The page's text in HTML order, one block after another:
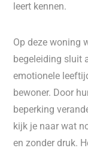
leert kennen.
Op deze woning
begeleiding sluit
emotionele
bewoner. Door
beperking
kijk je naar wat
en zonder druk.